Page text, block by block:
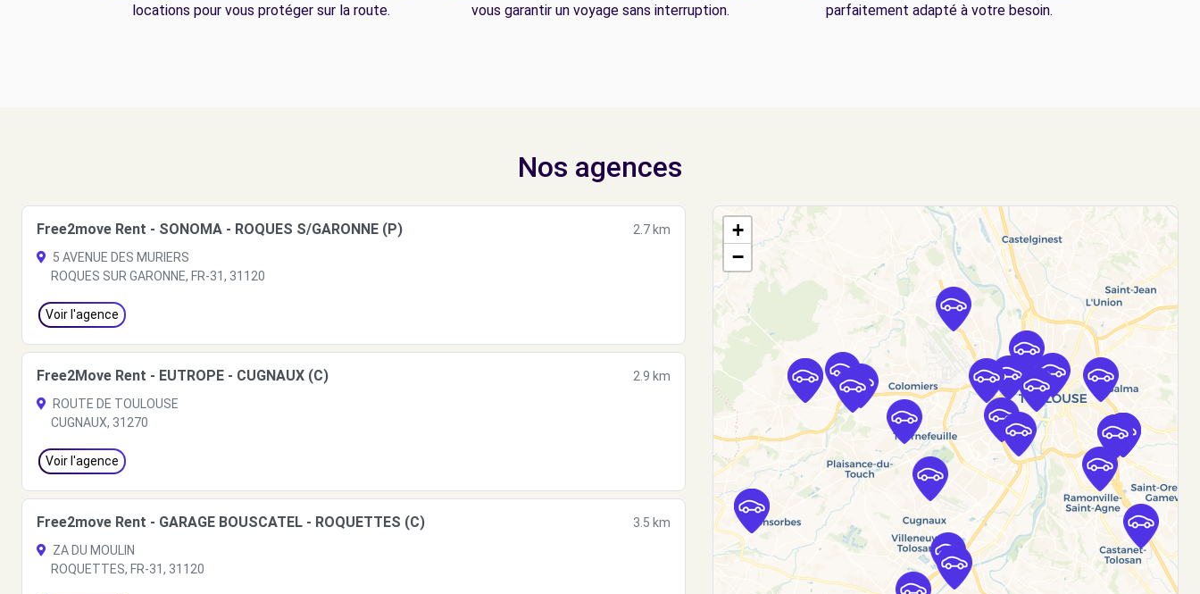
locations pour vous protéger sur la route.
vous garantir un voyage sans interruption.
parfaitement adapté à votre besoin.
Nos agences
Free2move Rent - SONOMA - ROQUES S/GARONNE (P)
2.7 km
5 AVENUE DES MURIERS
ROQUES SUR GARONNE, FR-31, 31120
Voir l'agence
Free2Move Rent - EUTROPE - CUGNAUX (C)
2.9 km
ROUTE DE TOULOUSE
CUGNAUX, 31270
Voir l'agence
Free2move Rent - GARAGE BOUSCATEL - ROQUETTES (C)
3.5 km
ZA DU MOULIN
ROQUETTES, FR-31, 31120
+
−